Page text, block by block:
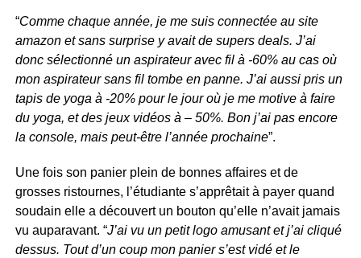
“Comme chaque année, je me suis connectée au site
amazon et sans surprise y avait de supers deals. J’ai
donc sélectionné un aspirateur avec fil à -60% au cas où
mon aspirateur sans fil tombe en panne. J’ai aussi pris un
tapis de yoga à -20% pour le jour où je me motive à faire
du yoga, et des jeux vidéos à – 50%. Bon j’ai pas encore
la console, mais peut-être l’année prochaine”.
Une fois son panier plein de bonnes affaires et de
grosses ristournes, l’étudiante s’apprêtait à payer quand
soudain elle a découvert un bouton qu’elle n’avait jamais
vu auparavant. “J’ai vu un petit logo amusant et j’ai cliqué
dessus. Tout d’un coup mon panier s’est vidé et le